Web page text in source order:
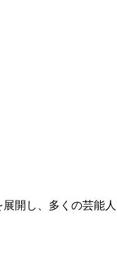
開し、多くの芸